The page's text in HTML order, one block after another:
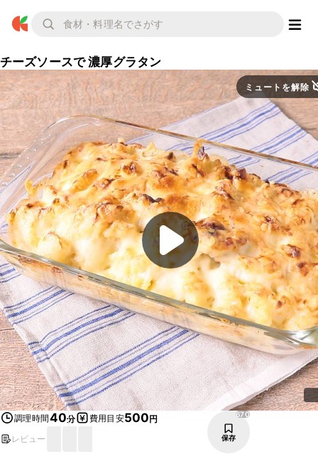
チーズソースで 濃厚グラタン
ミュートを解除
調理時間40分 費用目安500円
レビュー
670
保存